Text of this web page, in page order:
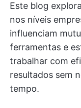
Este blog
nos níveis
influenciam
ferramentas e
trabalhar com
resultados sem
tempo.